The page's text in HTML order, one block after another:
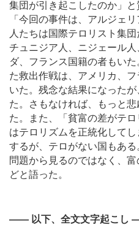
集団が引き起こしたのか」
「今回の事件は、アルジェ
人たちは国際テロリスト集
チュニジア人、ニジェール
ダ、フランス国籍の者もい
た救出作戦は、アメリカ、
いた。残念な結果になった
た。さもなければ、もっと
た。また、「貧富の差がテ
はテロリズムを正統化して
するが、テロがない国もあ
問題から見るのではなく、
どと語った。
―― 以下、全文文字起こし